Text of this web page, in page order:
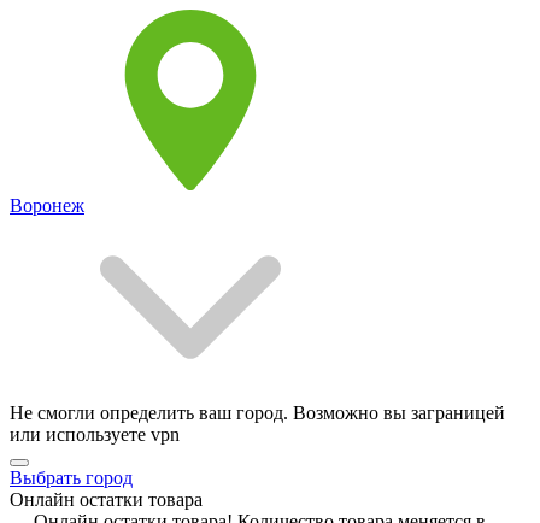
Воронеж
Не смогли определить ваш город. Возможно вы заграницей
или используете vpn
Выбрать город
Онлайн остатки товара